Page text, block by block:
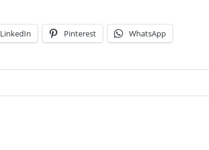
LinkedIn Pinterest WhatsApp